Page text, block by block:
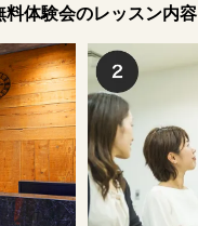
料体験会のレッスン内容